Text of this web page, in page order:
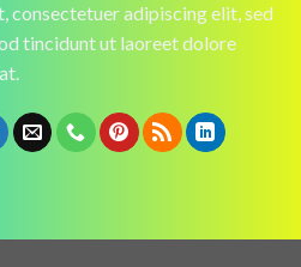
consectetuer adipiscing elit, sed
tincidunt ut laoreet dolore